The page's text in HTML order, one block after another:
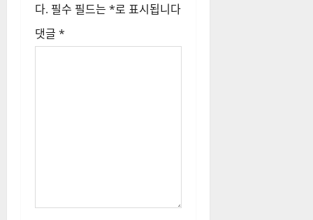
다. 필수 필드는 *로 표시됩니다
댓글 *